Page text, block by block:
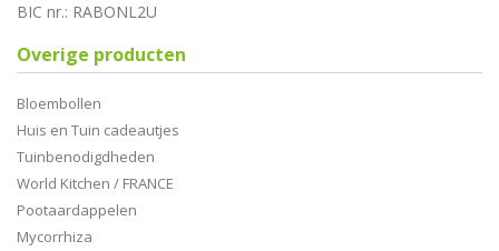
BIC nr.: RABONL2U
Overige producten
Bloembollen
Huis en Tuin cadeautjes
Tuinbenodigdheden
World Kitchen / FRANCE
Pootaardappelen
Mycorrhiza